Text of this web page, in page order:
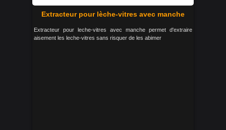
Extracteur pour lèche-vitres avec manche
Extracteur pour leche-vitres avec manche permet d'extraire
aisement les leche-vitres sans risquer de les abimer